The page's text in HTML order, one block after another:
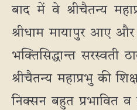
बाद में वे श्रीचैतन्य
श्रीधाम मायापुर आए
भक्तिसिद्धान्त सरस्वती
श्रीचैतन्य महाप्रभु की
निक्सन बहुत प्रभावित